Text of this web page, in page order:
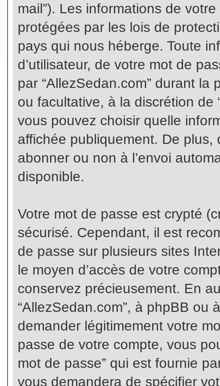
mail”). Les informations de
protégées par les lois de
pays qui nous héberge. Toute
d’utilisateur, de votre mot de
par “AllezSedan.com” durant la
ou facultative, à la discrétion de
vous pouvez choisir quelle
affichée publiquement. De plus,
abonner ou non à l’envoi
disponible.
Votre mot de passe est crypté
sécurisé. Cependant, il est
de passe sur plusieurs sites
le moyen d’accès de votre
conservez précieusement. En
“AllezSedan.com”, à phpBB ou
demander légitimement votre
passe de votre compte, vous
mot de passe” qui est fournie
vous demandera de spécifier